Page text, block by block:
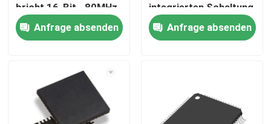
Über uns
Kontakte
Produkte
bricht 16-Bit--80MHz
ab
Anfrage absenden
integrierten Schaltung
MK70FN1M0VMJ12
Anfrage absenden